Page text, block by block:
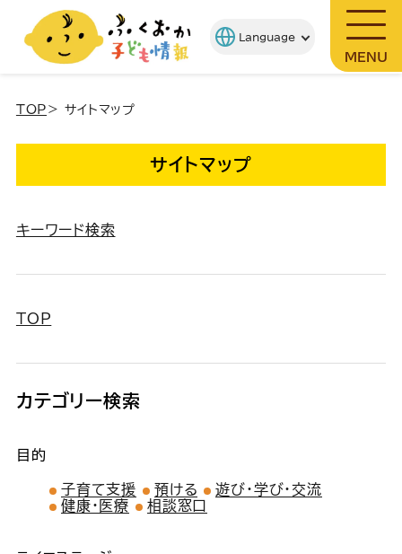
MENU
TOP ＞ サイトマップ
サイトマップ
キーワード検索
TOP
カテゴリー検索
目的
子育て支援 預ける
遊び・学び・交流
健康・医療
相談窓口